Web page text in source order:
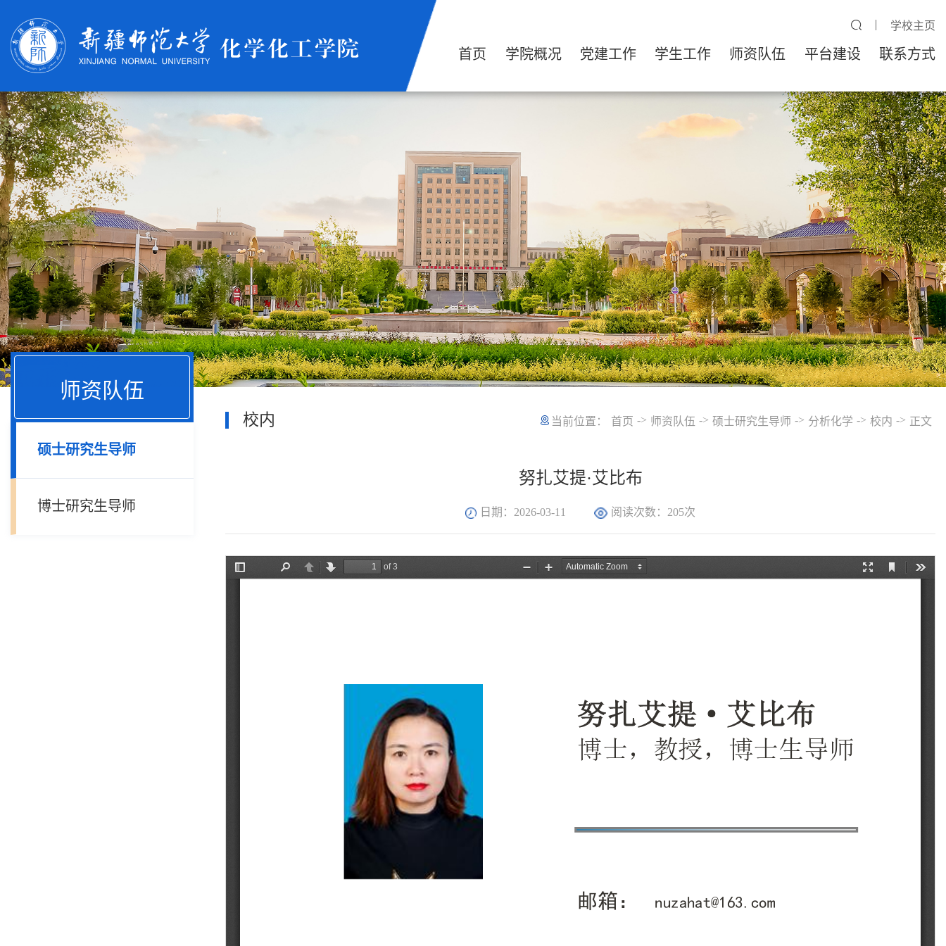
学校主页
首页 学院概况 党建工作 学生工作 师资队伍 平台建设 联系方式
师资队伍
硕士研究生导师
博士研究生导师
校内 当前位置： 首页 -> 师资队伍 -> 硕士研究生导师 -> 分析化学 -> 校内 -> 正文
努扎艾提·艾比布
日期：2026-03-11 阅读次数： 205次